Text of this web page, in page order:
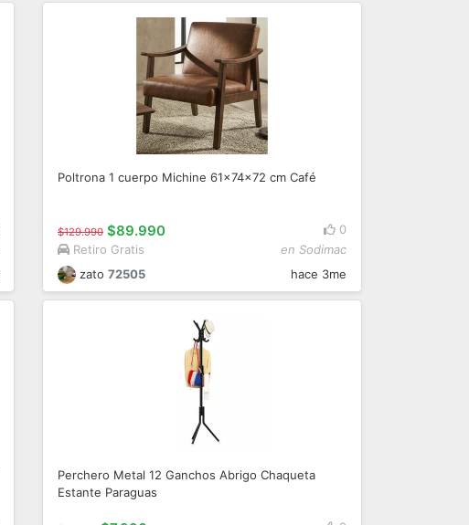
Poltrona 1 cuerpo Michine 61x74x72 cm Café
$129.990 $89.990
0
Retiro Gratis
en Sodimac
zato 72505 hace 3me
Perchero Metal 12 Ganchos Abrigo Chaqueta
Estante Paraguas